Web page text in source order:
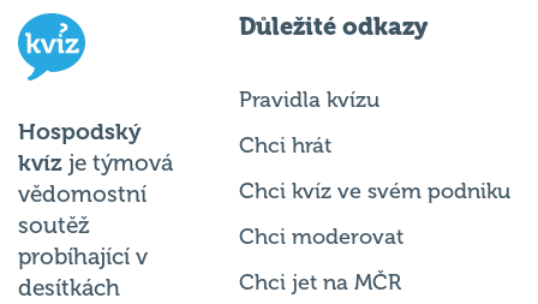
Hospodský
kvíz je týmová
vědomostní
soutěž
probíhající v
desítkách
Důležité odkazy
Pravidla kvízu
Chci hrát
Chci kvíz ve svém podniku
Chci moderovat
Chci jet na MČR